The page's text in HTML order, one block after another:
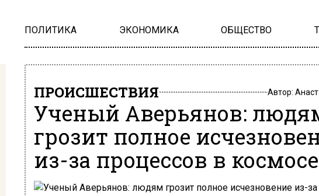
ПОЛИТИКА ЭКОНОМИКА ОБЩЕСТВО
ПРОИСШЕСТВИЯ Автор:
Ученый Аверьянов:
грозит полное
из-за процессов в космосе